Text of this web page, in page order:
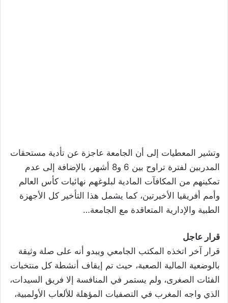
وتشير المعطيات إلى أن الجامعة عاجزة عن تأدية مستحقات
المدربين لفترة تراوح بين 6 و8 أشهر، بالإضافة إلى عدم
تمكينهم من المكافآت المادية لبلوغهم نهائيات كأس العالم
وأمم أفريقيا الأخيرتين، كما يشمل هذا التأخير كل الأجهزة
الطبية والإدارية المتعاقدة مع الجامعة…
قرار عاجل
قرار آخر اتخذه المكتب الجامعي ويبدو أنه على صلة وثيقة
بالوضعية المالية الصعبة، حيث تم إيقاف أنشطة كل منتخبات
الفئات الصغرى، ولم يستمر في المنافسة إلا فريق السيدات،
الذي واجه المغرب في التصفيات المؤهلة للألعاب الأولمبية،